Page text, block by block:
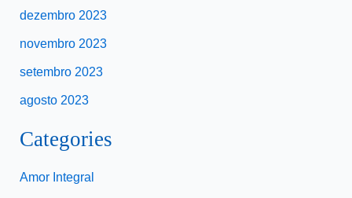
dezembro 2023
novembro 2023
setembro 2023
agosto 2023
Categories
Amor Integral